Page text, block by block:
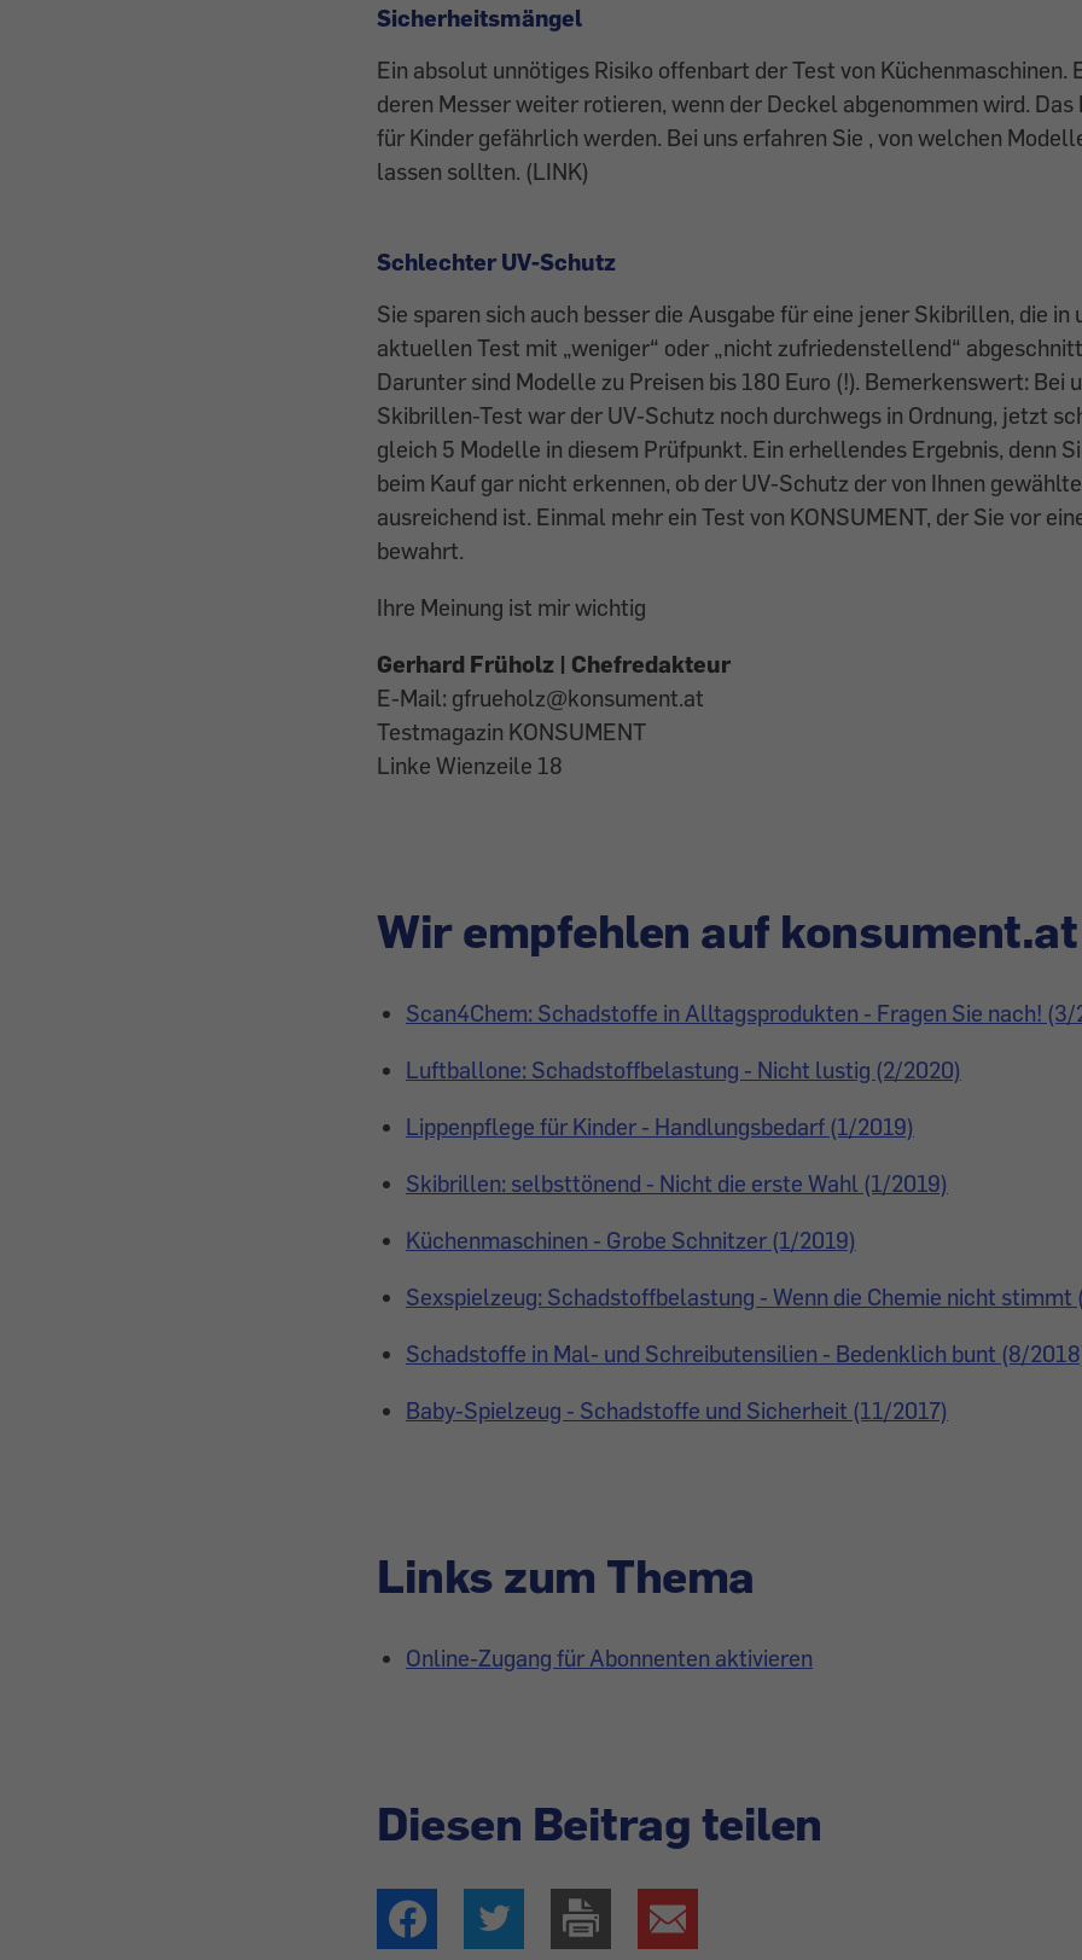
Sicherheitsmängel
Ein absolut unnötiges Risiko offenbart der Test von Küchenmaschinen.
deren Messer weiter rotieren, wenn der Deckel abgenommen wird. Das
für Kinder gefährlich werden. Bei uns erfahren Sie , von welchen
lassen sollten. (LINK)
Schlechter UV-Schutz
Sie sparen sich auch besser die Ausgabe für eine jener Skibrillen, die in
aktuellen Test mit „weniger“ oder „nicht zufriedenstellend“
Darunter sind Modelle zu Preisen bis 180 Euro (!). Bemerkenswert: Bei
Skibrillen-Test war der UV-Schutz noch durchwegs in Ordnung, jetzt
gleich 5 Modelle in diesem Prüfpunkt. Ein erhellendes Ergebnis, denn
beim Kauf gar nicht erkennen, ob der UV-Schutz der von Ihnen
ausreichend ist. Einmal mehr ein Test von KONSUMENT, der Sie vor
bewahrt.
Ihre Meinung ist mir wichtig
Gerhard Früholz | Chefredakteur
E-Mail: gfrueholz@konsument.at
Testmagazin KONSUMENT
Linke Wienzeile 18
Wir empfehlen auf konsument.at
Scan4Chem: Schadstoffe in Alltagsprodukten - Fragen Sie nach! (3/
Luftballone: Schadstoffbelastung - Nicht lustig (2/2020)
Lippenpflege für Kinder - Handlungsbedarf (1/2019)
Skibrillen: selbsttönend - Nicht die erste Wahl (1/2019)
Küchenmaschinen - Grobe Schnitzer (1/2019)
Sexspielzeug: Schadstoffbelastung - Wenn die Chemie nicht stimmt
Schadstoffe in Mal- und Schreibutensilien - Bedenklich bunt (8/
Baby-Spielzeug - Schadstoffe und Sicherheit (11/2017)
Links zum Thema
Online-Zugang für Abonnenten aktivieren
Diesen Beitrag teilen